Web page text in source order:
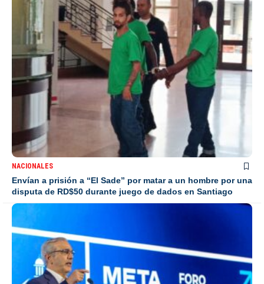
NACIONALES
Envían a prisión a “El Sade” por matar a un hombre por una
disputa de RD$50 durante juego de dados en Santiago